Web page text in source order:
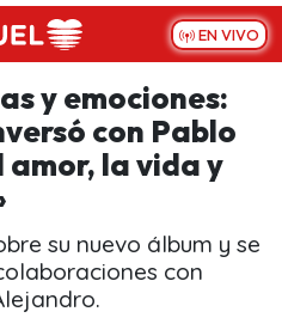
EN VIVO
y emociones:
con Pablo
amor, la vida y
su nuevo álbum y se
con